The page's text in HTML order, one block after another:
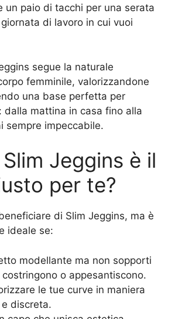
un paio di tacchi per una serata
di lavoro in cui vuoi
segue la naturale
femminile, valorizzandone
una base perfetta per
dalla mattina in casa fino alla
sempre impeccabile.
Jeggins è il
per te?
di Slim Jeggins, ma è
ideale se:
modellante ma non sopporti
costringono o appesantiscono.
le tue curve in maniera
discreta.